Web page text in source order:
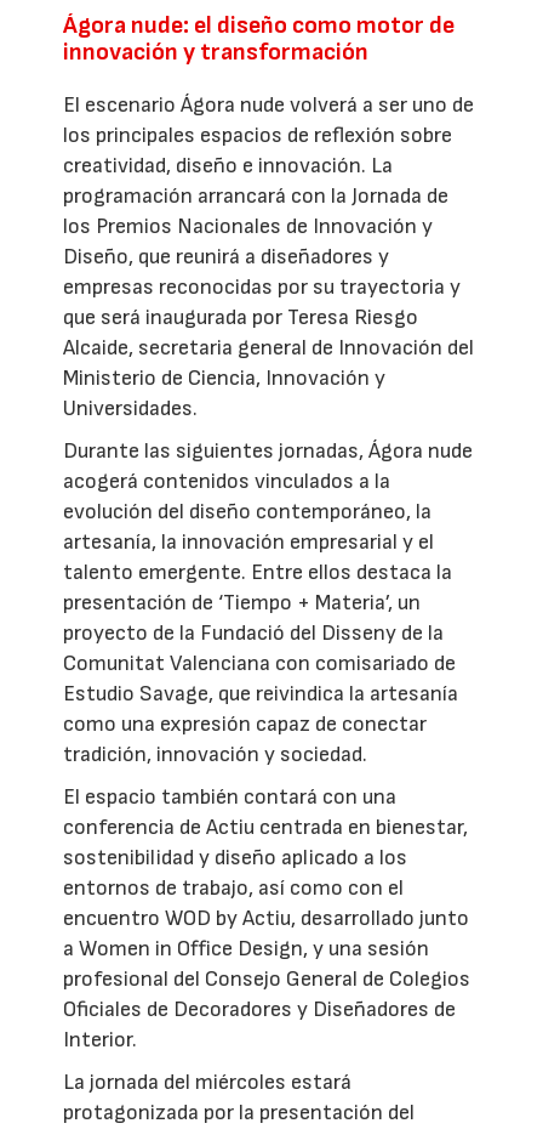
Ágora nude: el diseño como motor de
innovación y transformación
El escenario Ágora nude volverá a ser uno de
los principales espacios de reflexión sobre
creatividad, diseño e innovación. La
programación arrancará con la Jornada de
los Premios Nacionales de Innovación y
Diseño, que reunirá a diseñadores y
empresas reconocidas por su trayectoria y
que será inaugurada por Teresa Riesgo
Alcaide, secretaria general de Innovación del
Ministerio de Ciencia, Innovación y
Universidades.
Durante las siguientes jornadas, Ágora nude
acogerá contenidos vinculados a la
evolución del diseño contemporáneo, la
artesanía, la innovación empresarial y el
talento emergente. Entre ellos destaca la
presentación de ‘Tiempo + Materia’, un
proyecto de la Fundació del Disseny de la
Comunitat Valenciana con comisariado de
Estudio Savage, que reivindica la artesanía
como una expresión capaz de conectar
tradición, innovación y sociedad.
El espacio también contará con una
conferencia de Actiu centrada en bienestar,
sostenibilidad y diseño aplicado a los
entornos de trabajo, así como con el
encuentro WOD by Actiu, desarrollado junto
a Women in Office Design, y una sesión
profesional del Consejo General de Colegios
Oficiales de Decoradores y Diseñadores de
Interior.
La jornada del miércoles estará
protagonizada por la presentación del